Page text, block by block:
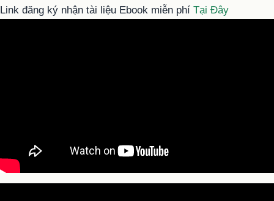
Link đăng ký nhận tài liệu Ebook miễn phí Tại Đây